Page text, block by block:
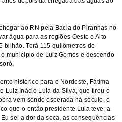
ao RN pela Bacia do Piranhas no
água para as regiões Oeste e Alto
bilhão. Terá 115 quilômetros de
município de Luiz Gomes e descendo
histórico para o Nordeste, Fátima
Luiz Inácio Lula da Silva, que tirou o
vem sendo esperada há século, e
que o então presidente Lula teve, a
sei a dor da seca, as consequências